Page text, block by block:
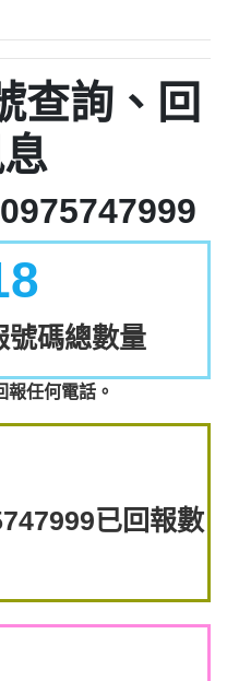
查詢、回
號碼總數量
報任何電話。
已回報數